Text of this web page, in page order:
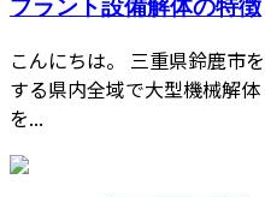
こんにちは。 三重県鈴鹿市
する県内全域で大型機械解
を...